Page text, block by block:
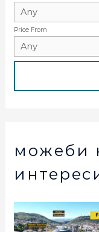
Price From
можеби